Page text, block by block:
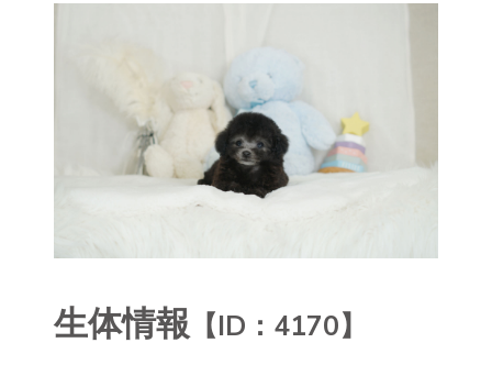
生体情報【ID：4170】